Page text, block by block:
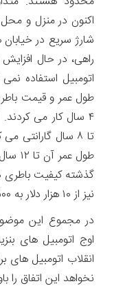
اکنون در منزل و
شارژ سریع در خیابان
راهی، در حال افزایش
اتومبیل استفاده
طول عمر و قیمت
۴ سال کار می
تا ۸ سال
گذشته کیفیت باطری
نیز از ۱۰ هزار دلار به ۴۵۰۰ دلار کاهش یافته است.
در مجموع این
اوج اتومبیل های
انقلاب اتومبیل های
نخواهد این اتفاق را